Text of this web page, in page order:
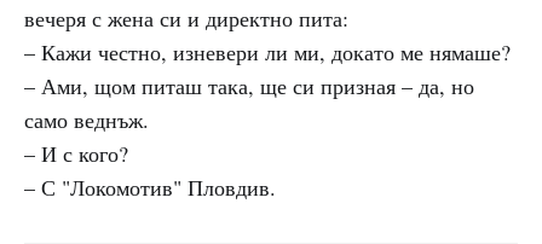
вечеря с жена си и директно пита:
– Кажи честно, изневери ли ми, докато ме нямаше?
– Ами, щом питаш така, ще си призная – да, но
само веднъж.
– И с кого?
– С "Локомотив" Пловдив.